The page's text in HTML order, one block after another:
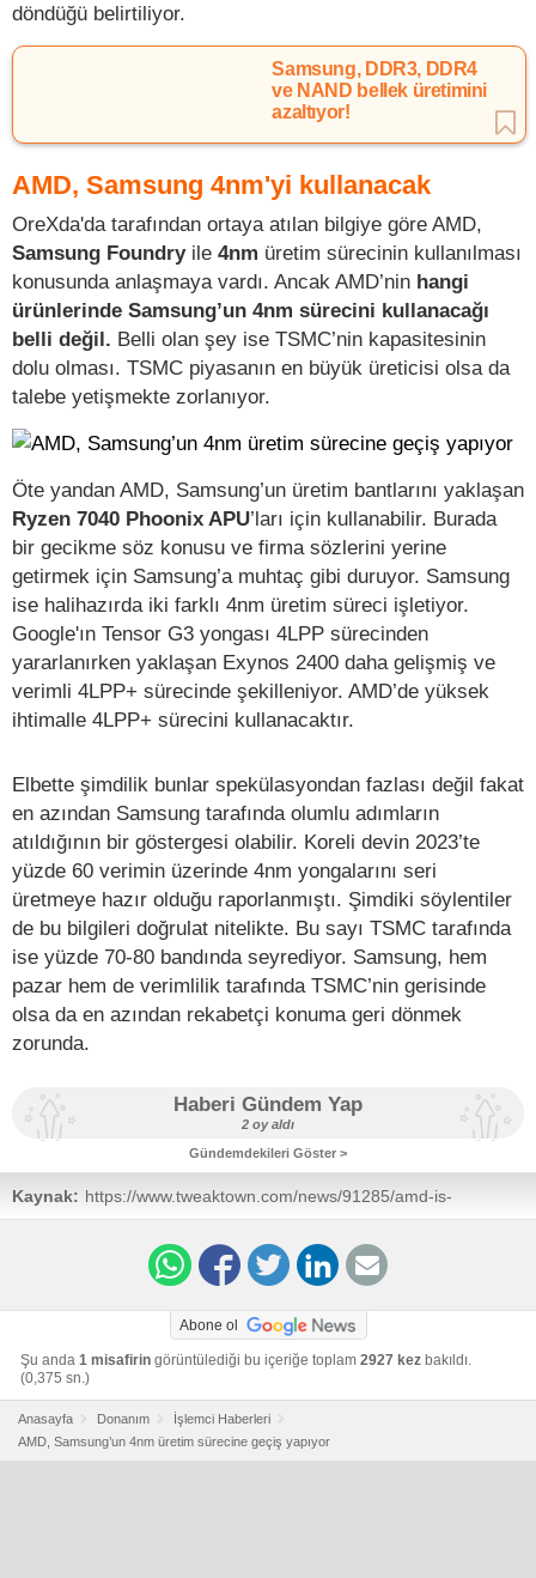
döndüğü belirtiliyor.
Samsung, DDR3, DDR4
ve NAND bellek üretimini
azaltıyor!
AMD, Samsung 4nm'yi kullanacak
OreXda'da tarafından ortaya atılan bilgiye göre AMD,
Samsung Foundryile 4nm üretim sürecinin kullanılması
konusunda anlaşmaya vardı. Ancak AMD’nin hangi
ürünlerinde Samsung’un 4nm sürecini kullanacağı
belli değil. Belli olan şey ise TSMC’nin kapasitesinin
dolu olması. TSMC piyasanın en büyük üreticisi olsa da
talebe yetişmekte zorlanıyor.
Öte yandan AMD, Samsung’un üretim bantlarını yaklaşan
Ryzen 7040 Phoonix APU’ları için kullanabilir. Burada
bir gecikme söz konusu ve firma sözlerini yerine
getirmek için Samsung’a muhtaç gibi duruyor. Samsung
ise halihazırda iki farklı 4nm üretim süreci işletiyor.
Google'ın Tensor G3 yongası 4LPP sürecinden
yararlanırken yaklaşan Exynos 2400 daha gelişmiş ve
verimli 4LPP+ sürecinde şekilleniyor. AMD’de yüksek
ihtimalle 4LPP+ sürecini kullanacaktır.
Elbette şimdilik bunlar spekülasyondan fazlası değil fakat
en azından Samsung tarafında olumlu adımların
atıldığının bir göstergesi olabilir. Koreli devin 2023’te
yüzde 60 verimin üzerinde 4nm yongalarını seri
üretmeye hazır olduğu raporlanmıştı. Şimdiki söylentiler
de bu bilgileri doğrulat nitelikte. Bu sayı TSMC tarafında
ise yüzde 70-80 bandında seyrediyor. Samsung, hem
pazar hem de verimlilik tarafında TSMC’nin gerisinde
olsa da en azından rekabetçi konuma geri dönmek
zorunda.
Haberi Gündem Yap
2 oy aldı
Gündemdekileri Göster >
Kaynak: https://www.tweaktown.com/news/91285/amd-is-
rumored-to-be-switching-samsung-4nm-for-unknown-
Abone ol
Şu anda 1 misafirin görüntülediği bu içeriğe toplam 2927 kez bakıldı.
(0,375 sn.)
Anasayfa Donanım
İşlemci Haberleri
AMD, Samsung’un 4nm üretim sürecine geçiş yapıyor